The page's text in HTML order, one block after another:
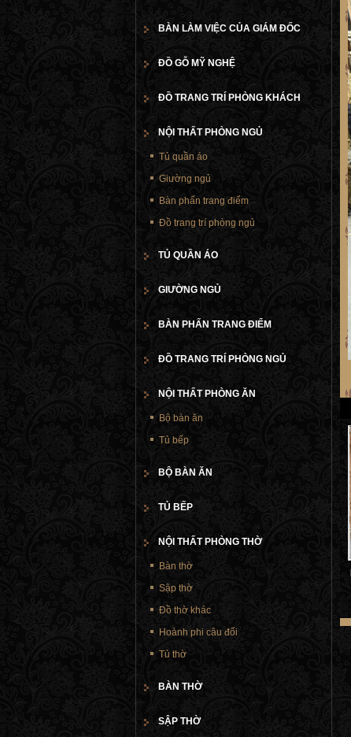
BÀN LÀM VIỆC CỦA GIÁM ĐỐC
ĐỒ GỖ MỸ NGHỆ
ĐỒ TRANG TRÍ PHÒNG KHÁCH
NỘI THẤT PHÒNG NGỦ
Tủ quần áo
Giường ngủ
Bàn phấn trang điểm
Đồ trang trí phòng ngủ
TỦ QUẦN ÁO
GIƯỜNG NGỦ
BÀN PHẤN TRANG ĐIỂM
ĐỒ TRANG TRÍ PHÒNG NGỦ
NỘI THẤT PHÒNG ĂN
Bộ bàn ăn
Tủ bếp
BỘ BÀN ĂN
TỦ BẾP
NỘI THẤT PHÒNG THỜ
Bàn thờ
Sập thờ
Đồ thờ khác
Hoành phi câu đối
Tủ thờ
BÀN THỜ
SẬP THỜ